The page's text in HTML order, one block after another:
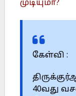
முடியுமா?
கேள்வி :
40வது